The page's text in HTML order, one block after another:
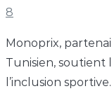
8
Monoprix,
Tunisien, soutient
l’inclusion sportive.